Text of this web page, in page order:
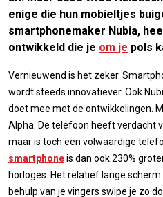
enige die hun mobieltjes
smartphonemaker Nubia,
ontwikkeld die je om je pols
Vernieuwend is het zeker.
wordt steeds innovatiever. Ook
doet mee met de ontwikkelingen.
Alpha. De telefoon heeft verdacht
maar is toch een volwaardige
smartphoneis dan ook 230%
horloges. Het relatief lange
behulp van je vingers swipe je zo